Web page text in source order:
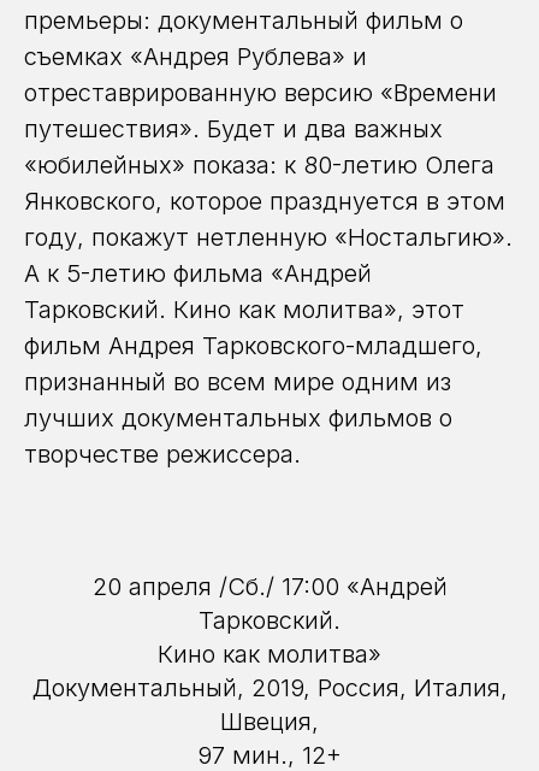
премьеры: документальный фильм о
съемках «Андрея Рублева» и
отреставрированную версию «Времени
путешествия». Будет и два важных
«юбилейных» показа: к 80-летию Олега
Янковского, которое празднуется в этом
году, покажут нетленную «Ностальгию».
А к 5-летию фильма «Андрей
Тарковский. Кино как молитва», этот
фильм Андрея Тарковского-младшего,
признанный во всем мире одним из
лучших документальных фильмов о
творчестве режиссера.
20 апреля /Сб./ 17:00 «Андрей
Тарковский.
Кино как молитва»
Документальный, 2019, Россия, Италия,
Швеция,
97 мин., 12+